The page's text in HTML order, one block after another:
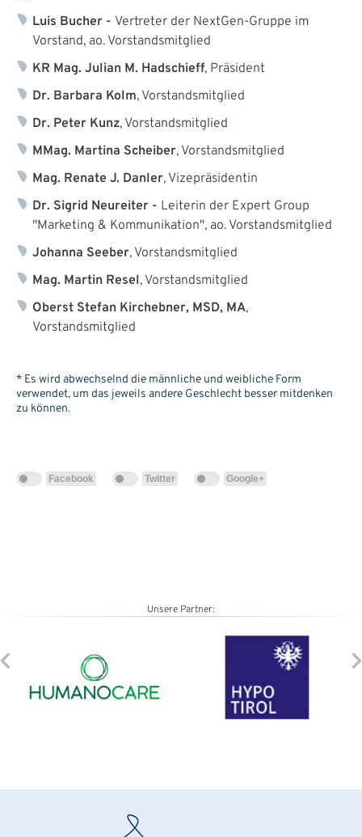
Luis Bucher - Vertreter der NextGen-Gruppe im
Vorstand, ao. Vorstandsmitglied
KR Mag. Julian M. Hadschieff, Präsident
Dr. Barbara Kolm, Vorstandsmitglied
Dr. Peter Kunz, Vorstandsmitglied
MMag. Martina Scheiber, Vorstandsmitglied
Mag. Renate J. Danler, Vizepräsidentin
Dr. Sigrid Neureiter - Leiterin der Expert Group
"Marketing & Kommunikation", ao. Vorstandsmitglied
Johanna Seeber, Vorstandsmitglied
Mag. Martin Resel, Vorstandsmitglied
Oberst Stefan Kirchebner, MSD, MA,
Vorstandsmitglied
* Es wird abwechselnd die männliche und weibliche Form
verwendet, um das jeweils andere Geschlecht besser mitdenken
zu können.
Facebook Twitter Google+
Unsere Partner: